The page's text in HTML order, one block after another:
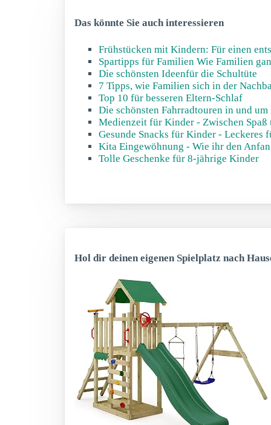
Das könnte Sie auch interessieren
Frühstücken mit Kindern: Für einen
Spartipps für Familien Wie Familien
Die schönsten Ideenfür die Schultüte
7 Tipps, wie Familien sich in der
Top 10 für besseren Eltern-Schlaf
Die schönsten Fahrradtouren in und
Medienzeit für Kinder - Zwischen
Gesunde Snacks für Kinder - Leckeres
Kita Eingewöhnung - Wie ihr den
Tolle Geschenke für 8-jährige Kinder
Hol dir deinen eigenen Spielplatz nach